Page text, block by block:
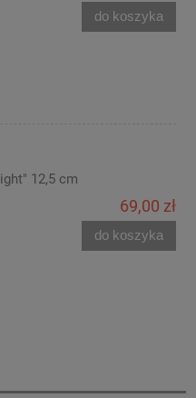
do koszyka
12,5 cm
69,00 zł
do koszyka